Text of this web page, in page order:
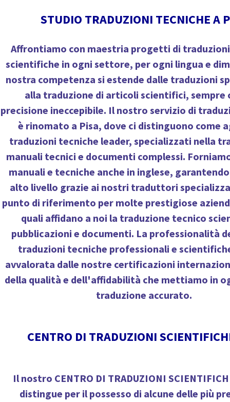
STUDIO TRADUZIONI TECNICHE A
Affrontiamo con maestria progetti di
scientifiche in ogni settore, per ogni lingua e
nostra competenza si estende dalle traduzioni
alla traduzione di articoli scientifici, sempre
precisione ineccepibile. Il nostro servizio di
è rinomato a Pisa, dove ci distinguono come
traduzioni tecniche leader, specializzati nella
manuali tecnici e documenti complessi.
manuali e tecniche anche in inglese,
alto livello grazie ai nostri traduttori
punto di riferimento per molte prestigiose
quali affidano a noi la traduzione tecnico
pubblicazioni e documenti. La professionalità
traduzioni tecniche professionali e
avvalorata dalle nostre certificazioni
della qualità e dell'affidabilità che mettiamo in
traduzione accurato.
CENTRO DI TRADUZIONI
Il nostro CENTRO DI TRADUZIONI
distingue per il possesso di alcune delle più